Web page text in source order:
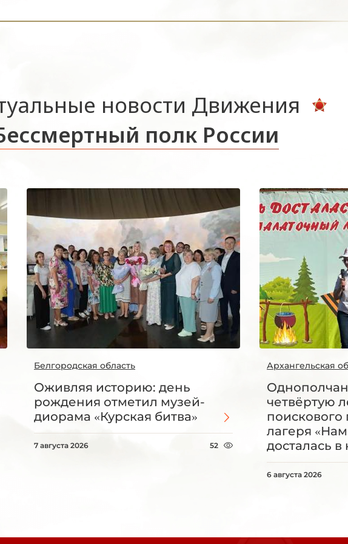
новости Движения
полк России
Белгородская область
Оживляя историю: день
рождения отметил музей-
диорама «Курская битва»
7 августа 2026 52
Архангельская
четвёртую
поискового
лагеря
досталась в
6 августа 2026